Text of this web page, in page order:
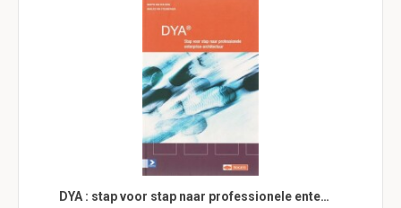
DYA : stap voor stap naar professionele ente…